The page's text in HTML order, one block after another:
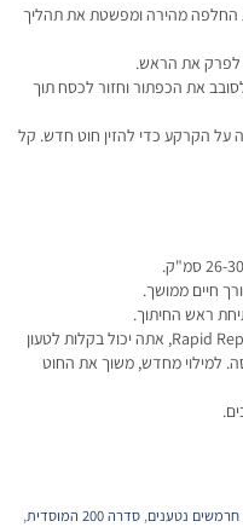
חלפה מהירה ומפשטת את תהליך
לפרק את הראש.
את הכפתור וחזור לכסח תוך
הקרקע כדי להזין חוט חדש. קל
חיים ממושך.
ראש החיתוך.
חוט חרמש להחלפה מהיר – עם קסטה ™Rapid Replace, אתה יכול בקלות לטעון
למילוי מחדש, משוך את החוט
חרמשים נטענים, סדרה 200 המוסדית
,